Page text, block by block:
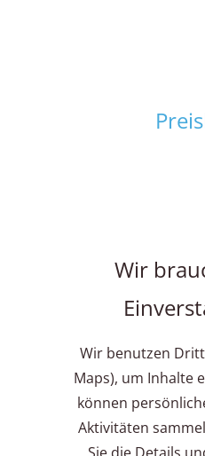
Wir
Wir benutzen
Maps), um Inhalte
können
Aktivitäten